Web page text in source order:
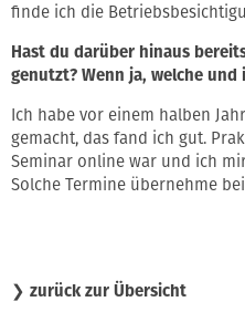
finde ich die
Hast du darüber hinaus
genutzt? Wenn ja, welche
Ich habe vor einem halben
gemacht, das fand ich gut.
Seminar online war und ich
Solche Termine übernehme
❯ zurück zur Übersicht